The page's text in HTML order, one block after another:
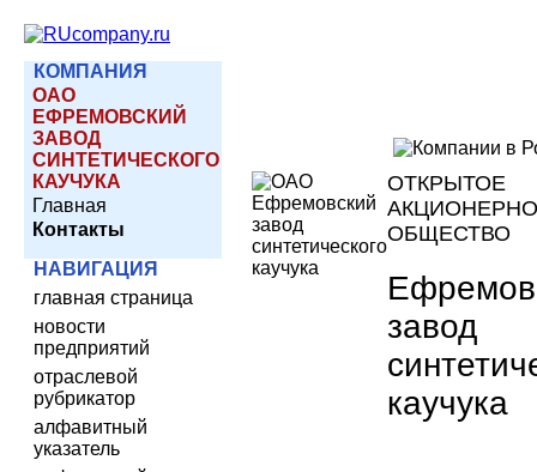
КОМПАНИЯ
ОАО
ЕФРЕМОВСКИЙ
ЗАВОД
СИНТЕТИЧЕСКОГО
КАУЧУКА
Главная
Контакты
НАВИГАЦИЯ
главная страница
новости
предприятий
отраслевой
рубрикатор
алфавитный
указатель
ОТКРЫТОЕ
ОБЩЕСТВО
завод
каучука